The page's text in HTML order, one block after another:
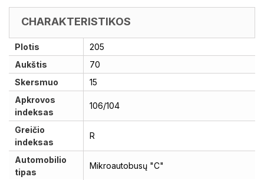
CHARAKTERISTIKOS
Plotis
205
Aukštis
70
Skersmuo
15
Apkrovos
indeksas
106/104
Greičio
indeksas
R
Automobilio
tipas
Mikroautobusų "C"